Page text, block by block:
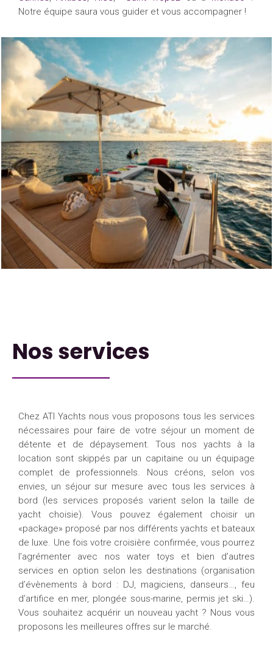
Notre équipe saura vous guider et vous accompagner !
Nos services
Chez ATI Yachts nous vous proposons tous les services
nécessaires pour faire de votre séjour un moment de
détente et de dépaysement. Tous nos yachts à la
location sont skippés par un capitaine ou un équipage
complet de professionnels. Nous créons, selon vos
envies, un séjour sur mesure avec tous les services à
bord (les services proposés varient selon la taille de
yacht choisie). Vous pouvez également choisir un
«package» proposé par nos différents yachts et bateaux
de luxe. Une fois votre croisière confirmée, vous pourrez
l’agrémenter avec nos water toys et bien d’autres
services en option selon les destinations (organisation
d’évènements à bord : DJ, magiciens, danseurs…, feu
d’artifice en mer, plongée sous-marine, permis jet ski…).
Vous souhaitez acquérir un nouveau yacht ? Nous vous
proposons les meilleures offres sur le marché.